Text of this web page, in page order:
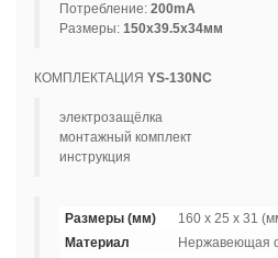
Потребление: 200mA
Размеры: 150x39.5x34мм
КОМПЛЕКТАЦИЯ YS-130NC
электрозащёлка
монтажный комплект
инструкция
Размеры (мм)
160 x 25 x 31
Материал
Нержавеющая